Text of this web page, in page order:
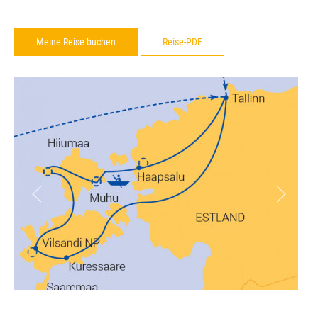
Meine Reise buchen Reise-PDF